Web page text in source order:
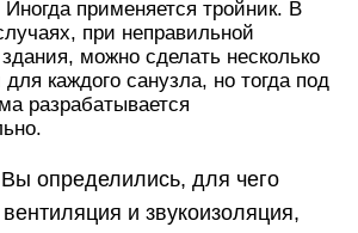
Иногда применяется тройник. В
при неправильной
можно сделать несколько
каждого санузла, но тогда под
разрабатывается
Вы определились, для чего
и звукоизоляция,